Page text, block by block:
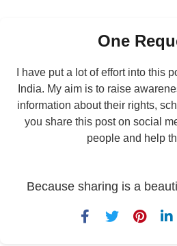
One
I have put a lot of effort into this
India. My aim is to raise
information about their rights,
you share this post on social
people and help
Because sharing is a